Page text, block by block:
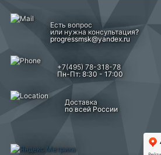
Есть вопрос
или нужна консультация?
progressmsk@yandex.ru
+7(495) 78-318-78
Пн-Пт: 8:30 - 17:00
Доставка
по всей России